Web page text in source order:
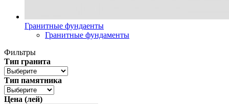
Гранитные фундаенты
Гранитные фундаменты
Фильтры
Тип гранита
Тип памятника
Цена (лей)